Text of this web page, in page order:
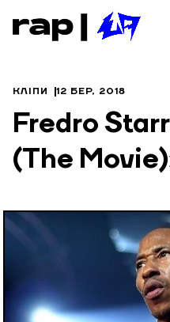
КЛІПИ 12 БЕР, 2018
Fredro
(The